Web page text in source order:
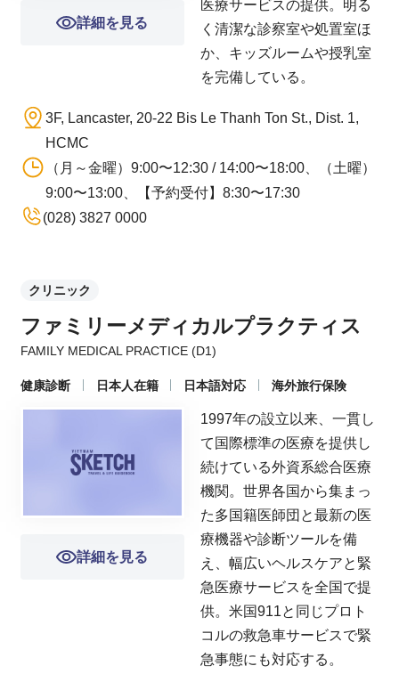
詳細を見る
医療サービスの提供。明る
く清潔な診察室や処置室ほ
か、キッズルームや授乳室
を完備している。
3F, Lancaster, 20-22 Bis Le Thanh Ton St., Dist. 1,
HCMC
（月～金曜）9:00〜12:30 / 14:00〜18:00、（土曜）
9:00〜13:00、【予約受付】8:30〜17:30
(028) 3827 0000
詳細を見る
クリニック
ファミリーメディカルプラクティス
FAMILY MEDICAL PRACTICE (D1)
健康診断 日本人在籍 日本語対応 海外旅行保険
1997年の設立以来、一貫し
て国際標準の医療を提供し
続けている外資系総合医療
機関。世界各国から集まっ
た多国籍医師団と最新の医
療機器や診断ツールを備
え、幅広いヘルスケアと緊
急医療サービスを全国で提
供。米国911と同じプロト
コルの救急車サービスで緊
急事態にも対応する。